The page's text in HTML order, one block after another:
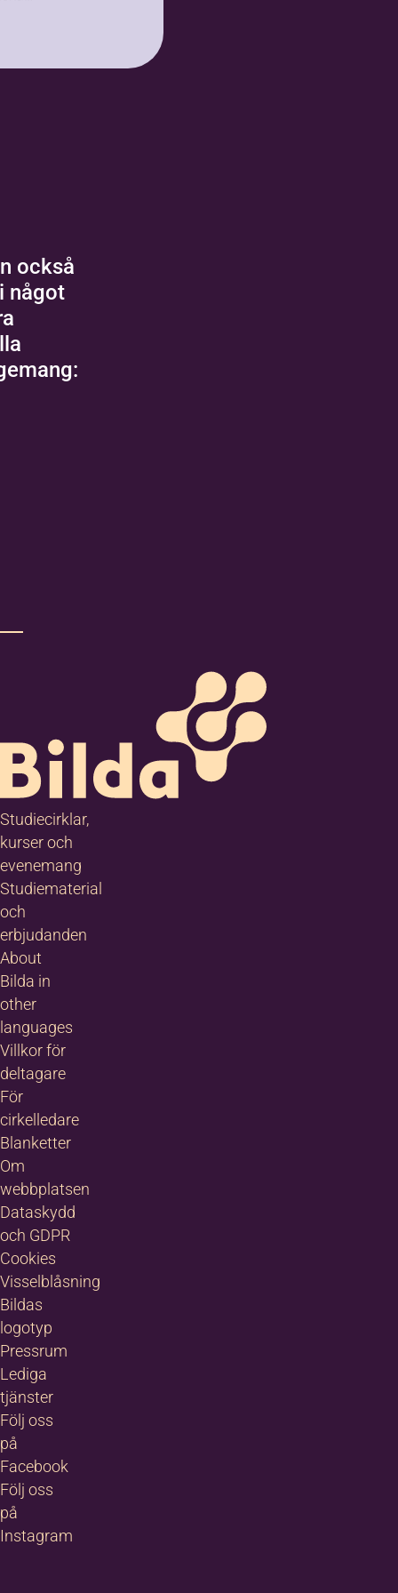
också
något
Studiecirklar,
kurser och
evenemang
Studiematerial
och
erbjudanden
About
Bilda in
other
languages
Villkor för
deltagare
För
cirkelledare
Blanketter
Om
webbplatsen
Dataskydd
och GDPR
Cookies
Visselblåsning
Bildas
logotyp
Pressrum
Lediga
tjänster
Följ oss
på
Facebook
Följ oss
på
Instagram